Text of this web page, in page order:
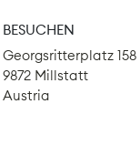
BESUCHEN
Georgsritterplatz 158
9872 Millstatt
Austria